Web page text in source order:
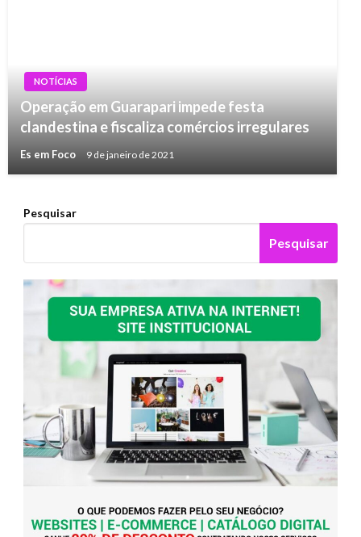
NOTÍCIAS
Operação em Guarapari impede festa
clandestina e fiscaliza comércios irregulares
Es em Foco 9 de janeiro de 2021
Pesquisar
Pesquisar